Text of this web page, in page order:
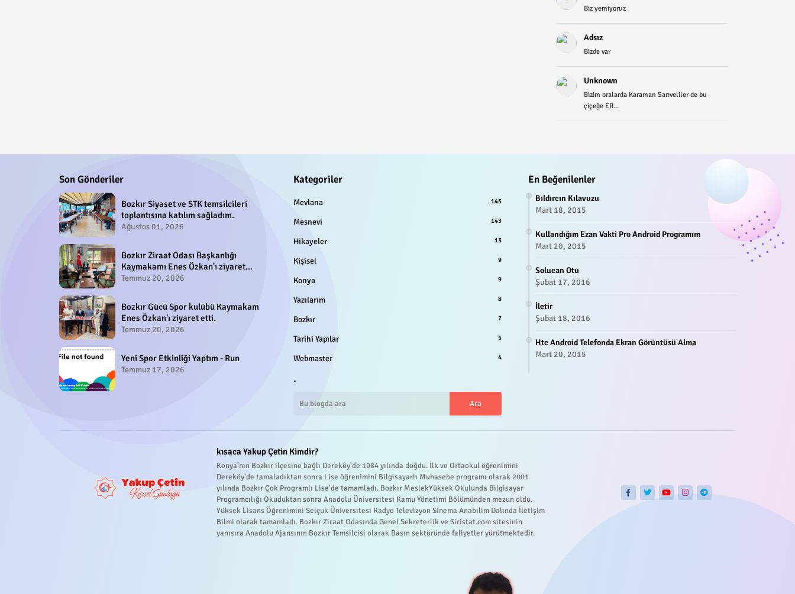
Biz yemiyoruz
Adsız
Bizde var
Unknown
Bizim oralarda Karaman Sarıveliler de bu
çiçeğe ER...
Son Gönderiler
Bozkır Siyaset ve STK temsilcileri
toplantısına katılım sağladım.
Ağustos 01, 2026
Bozkır Ziraat Odası Başkanlığı
Kaymakamı Enes Özkan'ı ziyaret
etti.
Temmuz 20, 2026
Bozkır Gücü Spor kulübü Kaymakam
Enes Özkan'ı ziyaret etti.
Temmuz 20, 2026
Yeni Spor Etkinliği Yaptım - Run
Temmuz 17, 2026
Kategoriler
Mevlana 145
Mesnevi 143
Hikayeler 13
Kişisel 9
Konya 9
Yazılarım 8
Bozkır 7
Tarihi Yapılar 5
Webmaster 4
.
En Beğenilenler
Bıldırcın Kılavuzu
Mart 18, 2015
Kullandığım Ezan Vakti Pro Android Programım
Mart 20, 2015
Solucan Otu
Şubat 17, 2016
İletir
Şubat 18, 2016
Htc Android Telefonda Ekran Görüntüsü Alma
Mart 20, 2015
kısaca Yakup Çetin Kimdir?
Konya'nın Bozkır ilçesine bağlı Dereköy'de 1984 yılında doğdu. İlk ve Ortaokul öğrenimini
Dereköy'de tamaladıktan sonra Lise öğrenimini Bilgisayarlı Muhasebe programı olarak 2001
yılında Bozkır Çok Programlı Lise'de tamamladı. Bozkır MeslekYüksek Okulunda Bilgisayar
Programcılığı Okuduktan sonra Anadolu Üniversitesi Kamu Yönetimi Bölümünden mezun oldu.
Yüksek Lisans Öğrenimini Selçuk Üniversitesi Radyo Televizyon Sinema Anabilim Dalında İletişim
Bilmi olarak tamamladı. Bozkır Ziraat Odasında Genel Sekreterlik ve Siristat.com sitesinin
yanısıra Anadolu Ajansının Bozkır Temsilcisi olarak Basın sektöründe faliyetler yürütmektedir.